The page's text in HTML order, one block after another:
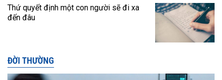
Thứ quyết định một con người sẽ đi xa
đến đâu
ĐỜI THƯỜNG